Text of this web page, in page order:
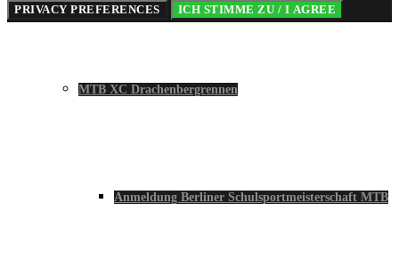
MTB XC Drachenbergrennen
Anmeldung Berliner Schulsportmeisterschaft MTB
PRIVACY PREFERENCES ICH STIMME ZU / I AGREE